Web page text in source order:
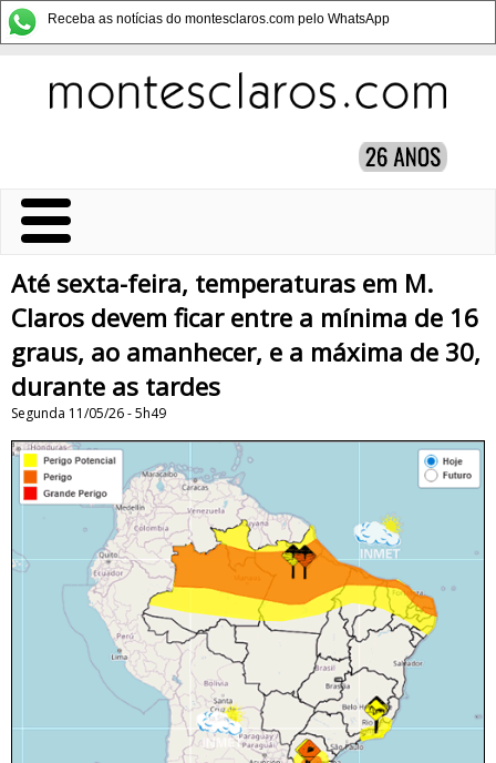
Receba as notícias do montesclaros.com pelo WhatsApp
Até sexta-feira, temperaturas em M.
Claros devem ficar entre a mínima de 16
graus, ao amanhecer, e a máxima de 30,
durante as tardes
Segunda 11/05/26 - 5h49